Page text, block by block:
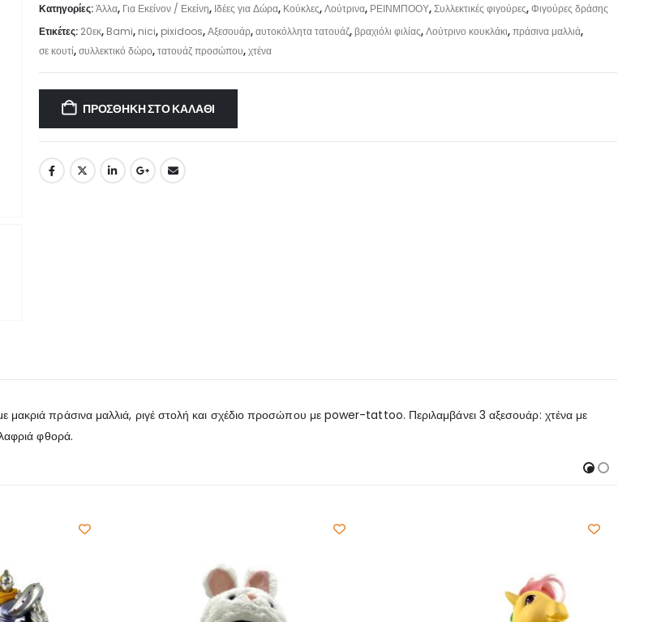
Κατηγορίες:Άλλα, Για Εκείνον / Εκείνη, Ιδέες για Δώρα, Κούκλες,Λούτρινα, ΡΕΙΝΜΠΟΟΥ,Συλλεκτικές φιγούρες,Φιγούρες δράσης
Ετικέτες: 20εκ, Bami, nici, pixidoos,Αξεσουάρ,αυτοκόλλητα τατουάζ,βραχιόλι φιλίας,Λούτρινο κουκλάκι,πράσινα μαλλιά,
σε κουτί,συλλεκτικό δώρο,τατουάζ προσώπου,χτένα
ΠΡΟΣΘΉΚΗ ΣΤΟ ΚΑΛΆΘΙ
μακριά πράσινα μαλλιά, ριγέ στολή και σχέδιο προσώπου με power-tattoo. Περιλαμβάνει 3 αξεσουάρ: χτένα με
φθορά.